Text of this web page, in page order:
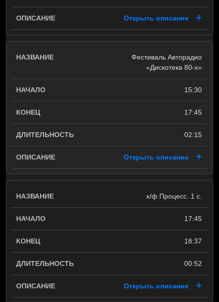
Открыть описание
Фестиваль Авторадио
«Дискотека 80-х»
15:30
17:45
02:15
Открыть описание
х/ф Процесс. 1 с.
17:45
18:37
00:52
Открыть описание